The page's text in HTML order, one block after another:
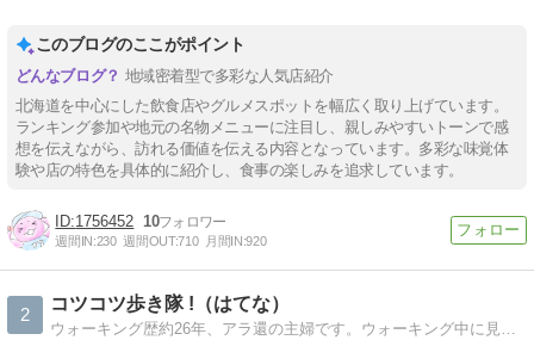
このブログのここがポイント
地域密着型で多彩な人気店紹介
北海道を中心にした飲食店やグルメスポットを幅広く取り上げています。
ランキング参加や地元の名物メニューに注目し、親しみやすいトーンで感
想を伝えながら、訪れる価値を伝える内容となっています。多彩な味覚体
験や店の特色を具体的に紹介し、食事の楽しみを追求しています。
1756452 10
週間IN:230 週間OUT:710 月間IN:920
2
コツコツ歩き隊 !（はてな）
ウォーキング歴約26年、アラ還の主婦です。ウォーキング中に見つけたものや感心したもの、疑問に思ったものを記録しています。うんちくも大好きです。